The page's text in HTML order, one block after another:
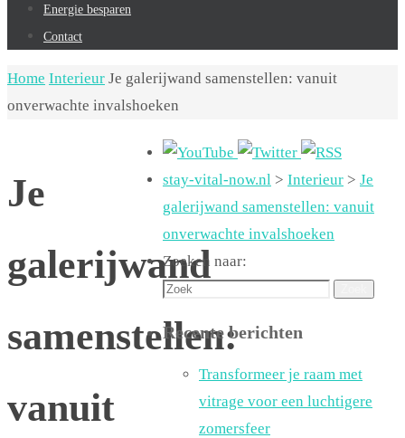
Energie besparen
Contact
Home Interieur Je galerijwand samenstellen: vanuit
onverwachte invalshoeken
Je
galerijwand
samenstellen:
vanuit
stay-vital-now.nl > Interieur > Je
galerijwand samenstellen: vanuit
onverwachte invalshoeken
Zoeken naar:
Recente berichten
Transformeer je raam met
vitrage voor een luchtigere
zomersfeer